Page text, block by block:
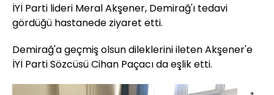
İYİ Parti lideri Meral Akşener, Demirağ'ı tedavi
gördüğü hastanede ziyaret etti.
Demirağ'a geçmiş olsun dileklerini ileten Akşener'e
İYİ Parti Sözcüsü Cihan Paçacı da eşlik etti.